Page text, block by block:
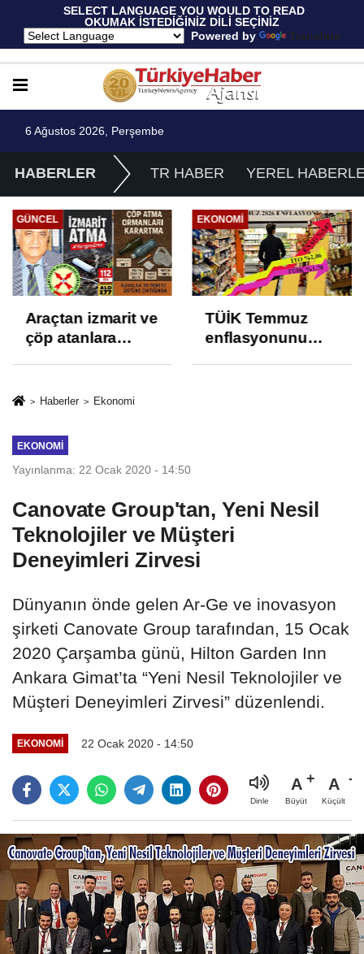
SELECT LANGUAGE YOU WOULD TO READ
OKUMAK İSTEDİĞİNİZ DİLİ SEÇİNİZ
Powered by
Translate
6 Ağustos 2026, Perşembe
HABERLER TR HABER YEREL
GÜNCEL
Araçtan izmarit ve
çöp atanlara
izmariti
EKONOMI
TÜİK Temmuz
enflasyonunu
Haberler Ekonomi
EKONOMI
Yayınlanma: 22 Ocak 2020 - 14:50
Canovate Group'tan, Yeni Nesil
Teknolojiler ve Müşteri
Deneyimleri Zirvesi
Dünyanın önde gelen Ar-Ge ve inovasyon
şirketi Canovate Group tarafından, 15 Ocak
2020 Çarşamba günü, Hilton Garden Inn
Ankara Gimat’ta “Yeni Nesil Teknolojiler ve
Müşteri Deneyimleri Zirvesi” düzenlendi.
EKONOMI 22 Ocak 2020 - 14:50
Dinle
A
Büyüt
A
Küçült